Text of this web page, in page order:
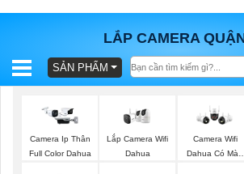
LẮP CAMERA
BÁO
TRỌN
GÓI
SẢN PHẨM
Camera Ip Thân
Full Color Dahua
Lắp Camera Wifi
Dahua
Camera Wifi
Dahua Có Màu